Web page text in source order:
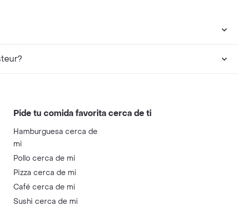
Pide tu comida favorita cerca de ti
Hamburguesa cerca de
mi
Pollo cerca de mi
Pizza cerca de mi
Café cerca de mi
Sushi cerca de mi